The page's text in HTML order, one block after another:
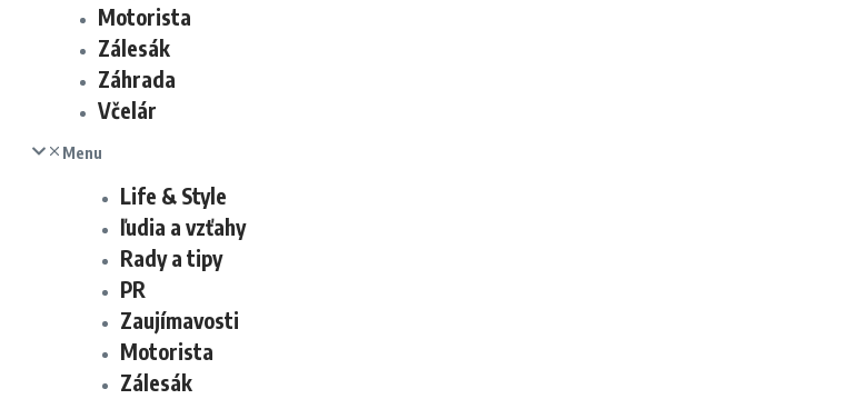
Motorista
Zálesák
Záhrada
Včelár
Menu
Life & Style
ľudia a vzťahy
Rady a tipy
PR
Zaujímavosti
Motorista
Zálesák